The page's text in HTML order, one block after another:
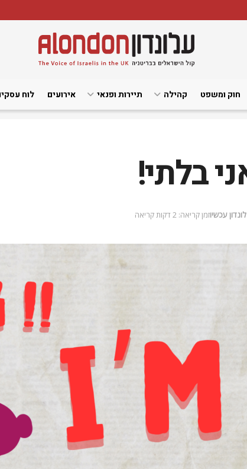
חוק ומשפט קהילה תיירות ופנאי אירועים לוח
לונדון עכשיוזמן קריאה: 2 דקות קריאה